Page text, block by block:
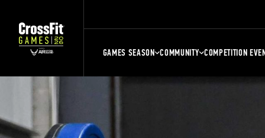
GAMES SEASON COMMUNITY COMPETITION